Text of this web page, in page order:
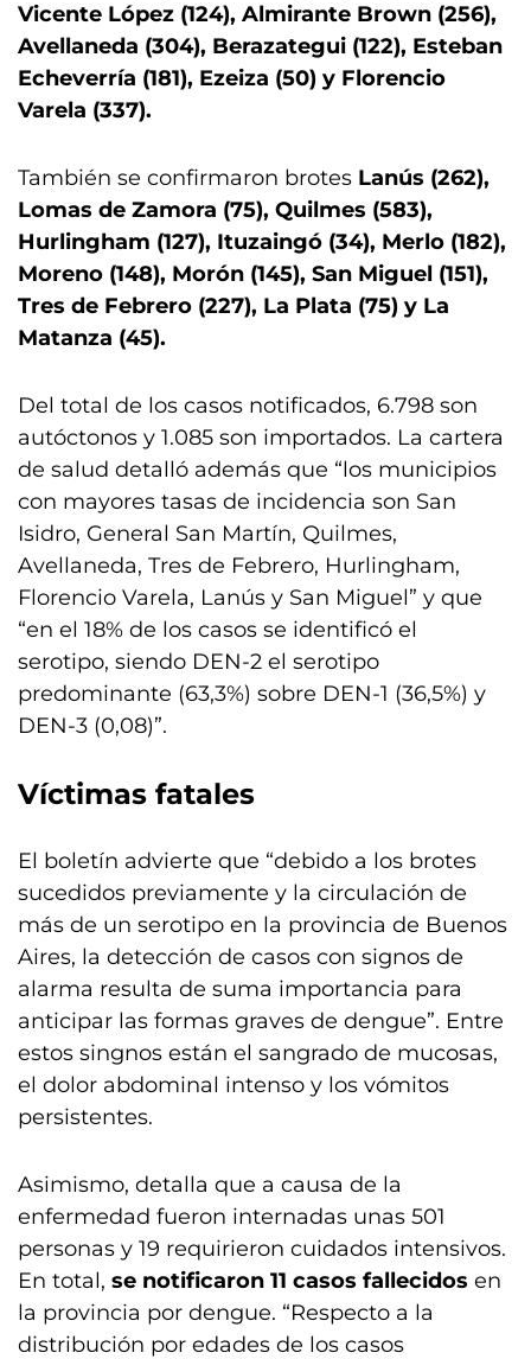
Vicente López (124), Almirante Brown (256),
Avellaneda (304), Berazategui (122), Esteban
Echeverría (181), Ezeiza (50) y Florencio
Varela (337).
También se confirmaron brotes Lanús (262),
Lomas de Zamora (75), Quilmes (583),
Hurlingham (127), Ituzaingó (34), Merlo (182),
Moreno (148), Morón (145), San Miguel (151),
Tres de Febrero (227), La Plata (75) y La
Matanza (45).
Del total de los casos notificados, 6.798 son
autóctonos y 1.085 son importados. La cartera
de salud detalló además que “los municipios
con mayores tasas de incidencia son San
Isidro, General San Martín, Quilmes,
Avellaneda, Tres de Febrero, Hurlingham,
Florencio Varela, Lanús y San Miguel” y que
“en el 18% de los casos se identificó el
serotipo, siendo DEN-2 el serotipo
predominante (63,3%) sobre DEN-1 (36,5%) y
DEN-3 (0,08)”.
Víctimas fatales
El boletín advierte que “debido a los brotes
sucedidos previamente y la circulación de
más de un serotipo en la provincia de Buenos
Aires, la detección de casos con signos de
alarma resulta de suma importancia para
anticipar las formas graves de dengue”. Entre
estos singnos están el sangrado de mucosas,
el dolor abdominal intenso y los vómitos
persistentes.
Asimismo, detalla que a causa de la
enfermedad fueron internadas unas 501
personas y 19 requirieron cuidados intensivos.
En total, se notificaron 11 casos fallecidos en
la provincia por dengue. “Respecto a la
distribución por edades de los casos